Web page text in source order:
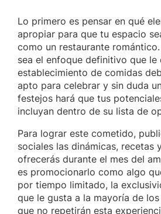
Lo primero es pensar en qué
apropiar para que tu espacio
como un restaurante
sea el enfoque definitivo que le
establecimiento de comidas
apto para celebrar y sin duda
festejos hará que tus
incluyan dentro de su lista de
Para lograr este cometido,
sociales las dinámicas, recetas
ofrecerás durante el mes del
es promocionarlo como algo
por tiempo limitado, la
que le gusta a la mayoría de
que no repetirán esta